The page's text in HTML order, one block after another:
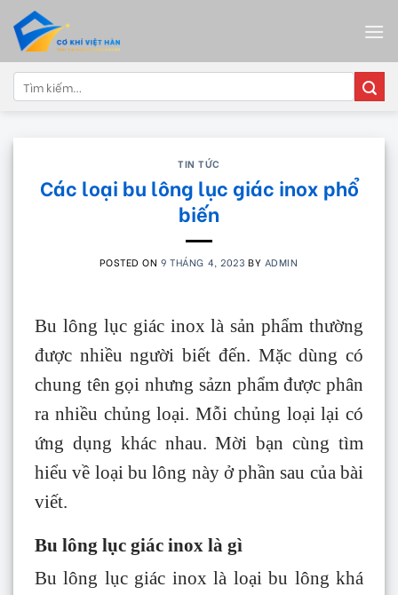
content
Tìm
kiếm:
TIN TỨC
Các loại bu lông lục giác inox phổ
biến
POSTED ON9 THÁNG 4, 2023 BY ADMIN
Bu lông lục giác inox là sản phẩm thường
được nhiều người biết đến. Mặc dùng có
chung tên gọi nhưng sảzn phẩm được phân
ra nhiều chủng loại. Mỗi chủng loại lại có
ứng dụng khác nhau. Mời bạn cùng tìm
hiểu về loại bu lông này ở phần sau của bài
viết.
Bu lông lục giác inox là gì
Bu lông lục giác inox là loại bu lông khá